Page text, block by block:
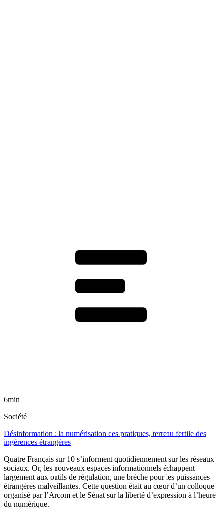
6min
Société
Désinformation : la numérisation des pratiques, terreau fertile des
ingérences étrangères
Quatre Français sur 10 s’informent quotidiennement sur les réseaux
sociaux. Or, les nouveaux espaces informationnels échappent
largement aux outils de régulation, une brèche pour les puissances
étrangères malveillantes. Cette question était au cœur d’un colloque
organisé par l’Arcom et le Sénat sur la liberté d’expression à l’heure
du numérique.